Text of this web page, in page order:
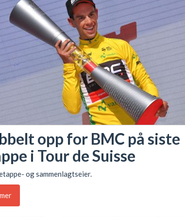
opp for BMC på siste
i Tour de Suisse
og sammenlagtseier.